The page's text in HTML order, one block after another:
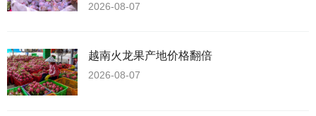
2026-08-07
越南火龙果产地价格翻倍
2026-08-07